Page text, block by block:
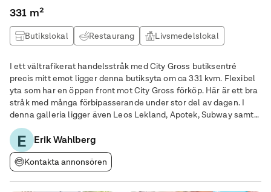
331 m²
Butikslokal Restaurang Livsmedelslokal
I ett vältrafikerat handelsstråk med City Gross butiksentré
precis mitt emot ligger denna butiksyta om ca 331 kvm. Flexibel
yta som har en öppen front mot City Gross förköp. Här är ett bra
stråk med många förbipasserande under stor del av dagen. I
denna galleria ligger även Leos Lekland, Apotek, Subway samt
en frisör och telefonbutik. Vi söker för denna yta ett passande
koncept som blir ett
E Erik Wahlberg
Kontakta annonsören